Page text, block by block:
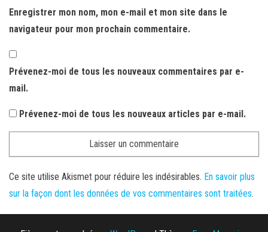
Enregistrer mon nom, mon e-mail et mon site dans le
navigateur pour mon prochain commentaire.
Prévenez-moi de tous les nouveaux commentaires par e-
mail.
Prévenez-moi de tous les nouveaux articles par e-mail.
Ce site utilise Akismet pour réduire les indésirables. En savoir plus
sur la façon dont les données de vos commentaires sont traitées.